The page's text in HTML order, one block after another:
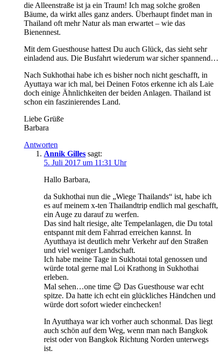
die Alleenstraße ist ja ein Traum! Ich mag solche großen
Bäume, da wirkt alles ganz anders. Überhaupt findet man in
Thailand oft mehr Natur als man erwartet – wie das
Bienennest.
Mit dem Guesthouse hattest Du auch Glück, das sieht sehr
einladend aus. Die Busfahrt wiederum war sicher spannend…
Nach Sukhothai habe ich es bisher noch nicht geschafft, in
Ayuttaya war ich mal, bei Deinen Fotos erkenne ich als Laie
doch einige Ähnlichkeiten der beiden Anlagen. Thailand ist
schon ein faszinierendes Land.
Liebe Grüße
Barbara
Antworten
Annik Gilles sagt:
5. Juli 2017 um 11:31 Uhr
Hallo Barbara,
da Sukhothai nun die „Wiege Thailands“ ist, habe ich
es auf meinem x-ten Thailandtrip endlich mal geschafft,
ein Auge zu darauf zu werfen.
Das sind halt riesige, alte Tempelanlagen, die Du total
entspannt mit dem Fahrrad erreichen kannst. In
Ayutthaya ist deutlich mehr Verkehr auf den Straßen
und viel weniger Landschaft.
Ich habe meine Tage in Sukhotai total genossen und
würde total gerne mal Loi Krathong in Sukhothai
erleben.
Mal sehen…one time 😉 Das Guesthouse war echt
spitze. Da hatte ich echt ein glückliches Händchen und
würde dort sofort wieder einchecken!
In Ayutthaya war ich vorher auch schonmal. Das liegt
auch schön auf dem Weg, wenn man nach Bangkok
reist oder von Bangkok Richtung Norden unterwegs
ist.